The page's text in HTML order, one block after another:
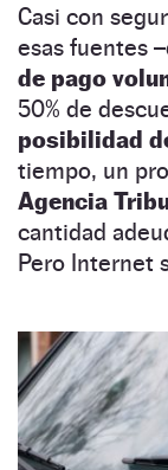
Casi con
esas fuentes
de pago
50% de
posibilidad
tiempo, un
Agencia
cantidad
Pero Internet